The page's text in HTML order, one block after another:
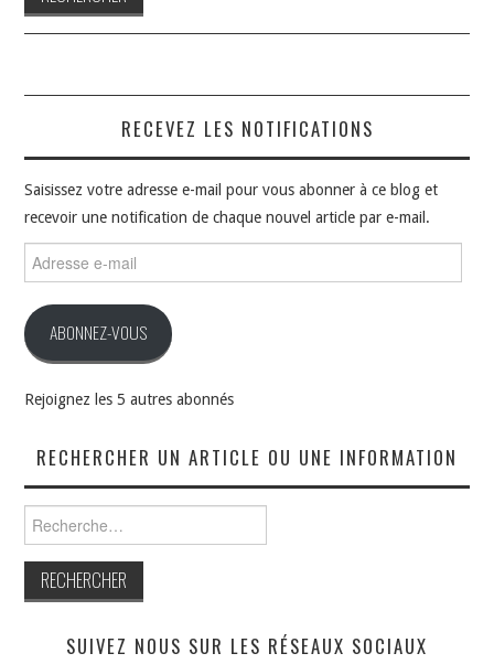
RECEVEZ LES NOTIFICATIONS
Saisissez votre adresse e-mail pour vous abonner à ce blog et
recevoir une notification de chaque nouvel article par e-mail.
e-
ABONNEZ-VOUS
Rejoignez les 5 autres abonnés
RECHERCHER UN ARTICLE OU UNE INFORMATION
SUIVEZ NOUS SUR LES RÉSEAUX SOCIAUX